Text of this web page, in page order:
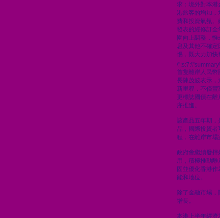
求；境外對本港
港旅客的增加，
費和投資氣氛
發表的經修訂全
圍向上調整，
息及其他不確定
惕，既大力加快
首隻離岸人民幣
長陳茂波表示，
新里程，不僅
更標誌國債在
序推進。
該產品五年期，
品，國際投資者
程，在離岸市場
政府會繼續發揮
用，積極推動
固並優化香港
能和地位。
除了金融市場
增長。
本港上半年經